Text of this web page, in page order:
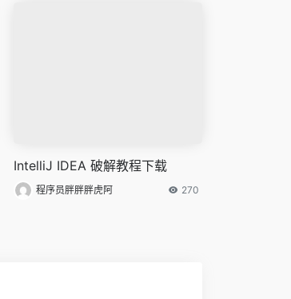
IntelliJ IDEA 破解教程下载
程序员胖胖胖虎阿 270